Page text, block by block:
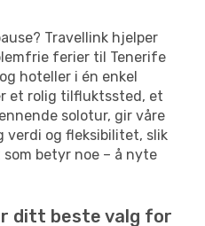
Travellink hjelper
ferier til Tenerife
hoteller i én enkel
et rolig tilfluktssted, et
solotur, gir våre
verdi og fleksibilitet, slik
betyr noe – å nyte
ditt beste valg for